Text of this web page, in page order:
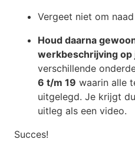
Vergeet niet om
Houd daarna
werkbeschrijving op
verschillende
6 t/m 19 waarin alle
uitgelegd. Je krijgt
uitleg als een video.
Succes!